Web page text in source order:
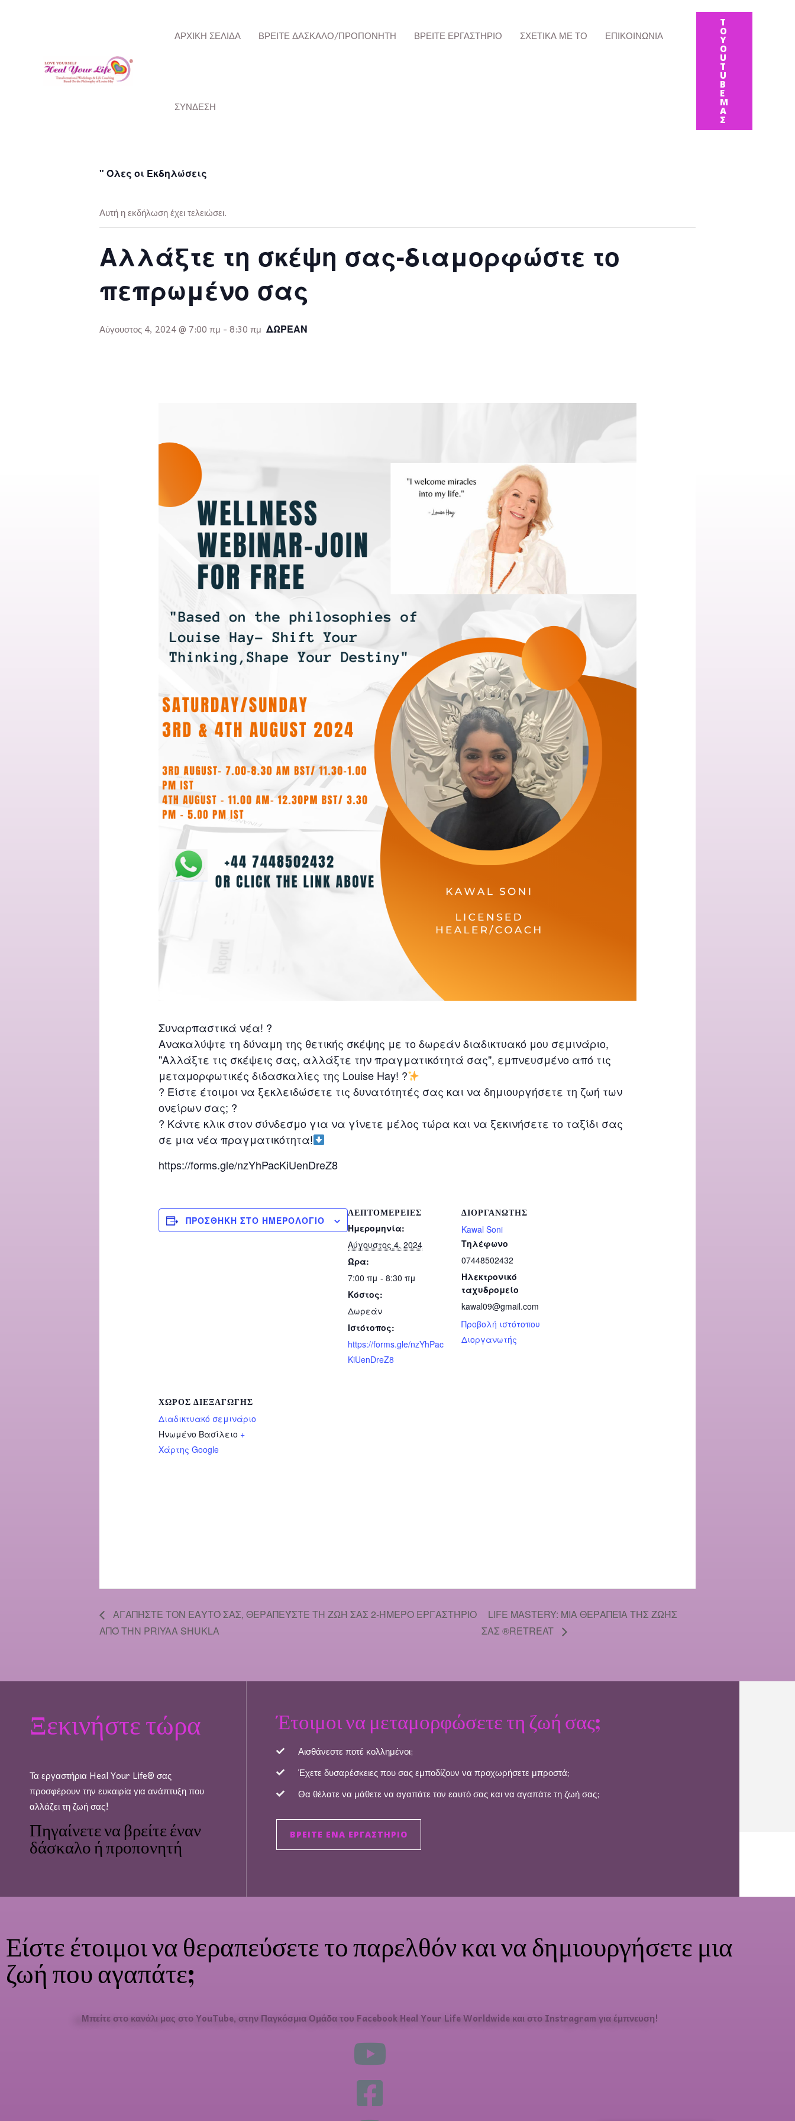
ΑΡΧΙΚΉ ΣΕΛΊΔΑ ΒΡΕΊΤΕ ΔΆΣΚΑΛΟ/ΠΡΟΠΟΝΗΤΉ ΒΡΕΊΤΕ ΕΡΓΑΣΤΉΡΙΟ ΣΧΕΤΙΚΆ ΜΕ ΤΟ ΕΠΙΚΟΙΝΩΝΊΑ
ΣΎΝΔΕΣΗ
Τ
Ο
Y
O
U
T
U
B
E
Μ
Α
Σ
" Όλες οι Εκδηλώσεις
Αυτή η εκδήλωση έχει τελειώσει.
Αλλάξτε τη σκέψη σας-διαμορφώστε το
πεπρωμένο σας
Αύγουστος 4, 2024 @ 7:00 πμ - 8:30 πμ ΔΩΡΕΆΝ
Συναρπαστικά νέα! ?
Ανακαλύψτε τη δύναμη της θετικής σκέψης με το δωρεάν διαδικτυακό μου σεμινάριο,
"Αλλάξτε τις σκέψεις σας, αλλάξτε την πραγματικότητά σας", εμπνευσμένο από τις
μεταμορφωτικές διδασκαλίες της Louise Hay! ?
? Είστε έτοιμοι να ξεκλειδώσετε τις δυνατότητές σας και να δημιουργήσετε τη ζωή των
ονείρων σας; ?
? Κάντε κλικ στον σύνδεσμο για να γίνετε μέλος τώρα και να ξεκινήσετε το ταξίδι σας
σε μια νέα πραγματικότητα!
https://forms.gle/nzYhPacKiUenDreZ8
ΠΡΟΣΘΉΚΗ ΣΤΟ ΗΜΕΡΟΛΌΓΙΟ
ΛΕΠΤΟΜΈΡΕΙΕΣ
Ημερομηνία:
Αύγουστος 4, 2024
Ώρα:
7:00 πμ - 8:30 πμ
Κόστος:
Δωρεάν
Ιστότοπος:
https://forms.gle/nzYhPac
KiUenDreZ8
ΔΙΟΡΓΑΝΩΤΉΣ
Kawal Soni
Τηλέφωνο
07448502432
Ηλεκτρονικό
ταχυδρομείο
kawal09@gmail.com
Προβολή ιστότοπου
Διοργανωτής
ΧΏΡΟΣ ΔΙΕΞΑΓΩΓΉΣ
Διαδικτυακό σεμινάριο
Ηνωμένο Βασίλειο +
Χάρτης Google
ΑΓΑΠΉΣΤΕ ΤΟΝ ΕΑΥΤΌ ΣΑΣ, ΘΕΡΑΠΕΎΣΤΕ ΤΗ ΖΩΉ ΣΑΣ 2-ΉΜΕΡΟ ΕΡΓΑΣΤΉΡΙΟ
ΑΠΌ ΤΗΝ PRIYAA SHUKLA
LIFE MASTERY: ΜΙΑ ΘΕΡΑΠΕΊΑ ΤΗΣ ΖΩΉΣ
ΣΑΣ ®️RETREAT
Ξεκινήστε τώρα
Τα εργαστήρια Heal Your Life® σας
προσφέρουν την ευκαιρία για ανάπτυξη που
αλλάζει τη ζωή σας!
Πηγαίνετε να βρείτε έναν
δάσκαλο ή προπονητή
Έτοιμοι να μεταμορφώσετε τη ζωή σας;
Αισθάνεστε ποτέ κολλημένοι;
Έχετε δυσαρέσκειες που σας εμποδίζουν να προχωρήσετε μπροστά;
Θα θέλατε να μάθετε να αγαπάτε τον εαυτό σας και να αγαπάτε τη ζωή σας;
ΒΡΕΊΤΕ ΈΝΑ ΕΡΓΑΣΤΉΡΙΟ
Είστε έτοιμοι να θεραπεύσετε το παρελθόν και να δημιουργήσετε μια
ζωή που αγαπάτε;
Μπείτε στο κανάλι μας στο YouTube, στην Παγκόσμια Ομάδα του Facebook Heal Your Life Worldwide και στο Instragram για έμπνευση!